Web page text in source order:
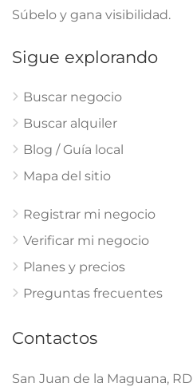
Súbelo y gana visibilidad.
Sigue explorando
Buscar negocio
Buscar alquiler
Blog / Guía local
Mapa del sitio
Registrar mi negocio
Verificar mi negocio
Planes y precios
Preguntas frecuentes
Contactos
San Juan de la Maguana, RD